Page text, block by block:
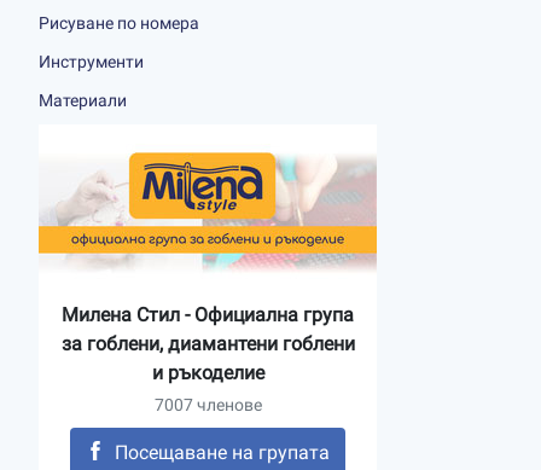
Рисуване по номера
Инструменти
Материали
Милена Стил - Официална група
за гоблени, диамантени гоблени
и ръкоделие
7007 членове
Посещаване на групата